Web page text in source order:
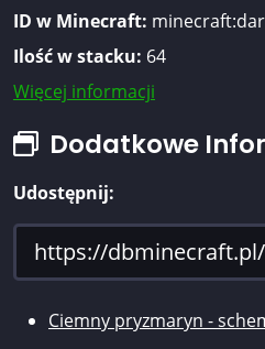
ID w Minecraft:
Ilość w stacku: 64
Więcej informacji
Dodatkowe
Udostępnij:
Ciemny pryzmaryn -